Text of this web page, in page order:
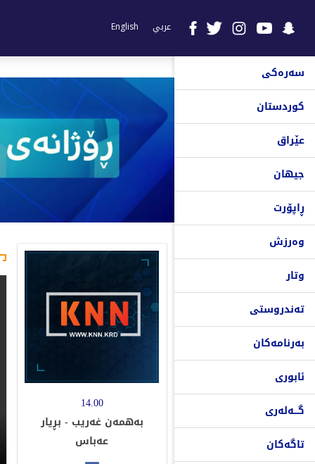
عربي English
سەرەکی
کوردستان
عێراق
جیهان
ڕاپۆرت
وەرزش
وتار
تەندروستی
بەرنامەکان
ئابوری
گـــەلەری
تاگەکان
14.00
به‌همه‌ن غه‌ریب - بڕیار
عه‌باس